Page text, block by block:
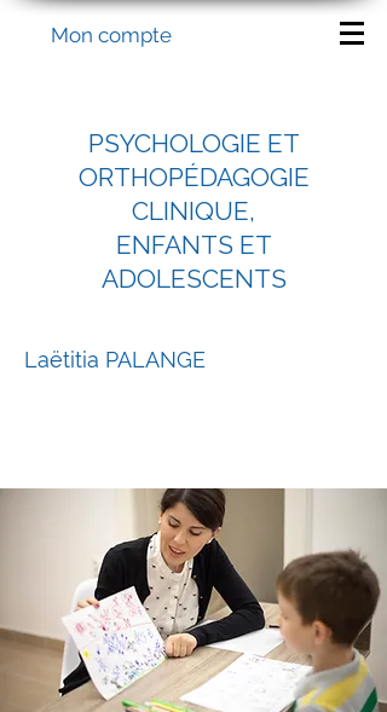
Mon compte
PSYCHOLOGIE ET
ORTHOPÉDAGOGIE
CLINIQUE,
ENFANTS ET
ADOLESCENTS
Laëtitia PALANGE